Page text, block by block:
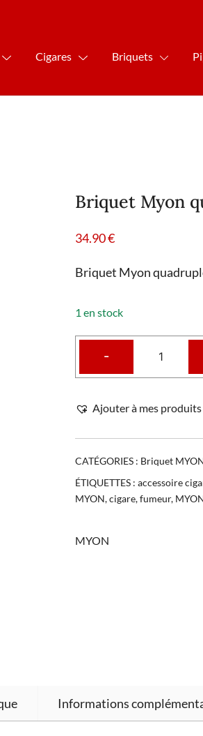
Cigares Briquets
Briquet Myon
34.90€
Briquet Myon
1 en stock
-
Ajouter à mes
CATÉGORIES : Briquet
ÉTIQUETTES : accessoire
MYON,cigare,fumeur,
MYON
Informations